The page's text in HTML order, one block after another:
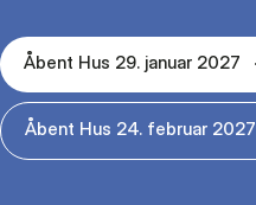
Åbent Hus 29. januar 2027
Åbent Hus 24. februar 2027